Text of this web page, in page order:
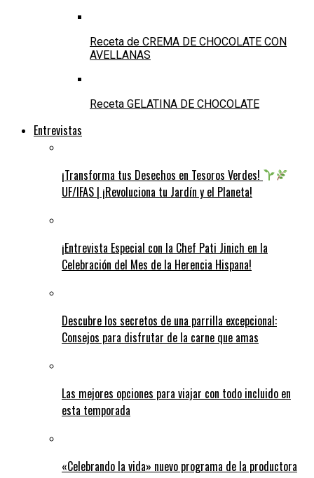
Receta de CREMA DE CHOCOLATE CON
AVELLANAS
Receta GELATINA DE CHOCOLATE
Entrevistas
¡Transforma tus Desechos en Tesoros Verdes!
UF/IFAS | ¡Revoluciona tu Jardín y el Planeta!
¡Entrevista Especial con la Chef Pati Jinich en la
Celebración del Mes de la Herencia Hispana!
Descubre los secretos de una parrilla excepcional:
Consejos para disfrutar de la carne que amas
Las mejores opciones para viajar con todo incluido en
esta temporada
«Celebrando la vida» nuevo programa de la productora